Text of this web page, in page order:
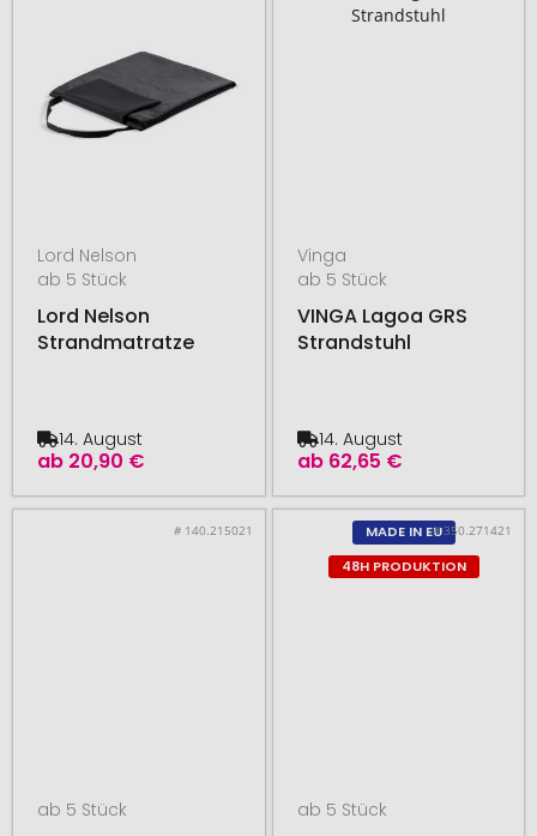
Lord Nelson
ab 5 Stück
Lord Nelson
Strandmatratze
ab 20,90 €
14. August
Vinga
ab 5 Stück
VINGA Lagoa GRS
Strandstuhl
ab 62,65 €
14. August
# 140.215021
ab 5 Stück
MADE IN EU
48H PRODUKTION
# 350.271421
ab 5 Stück